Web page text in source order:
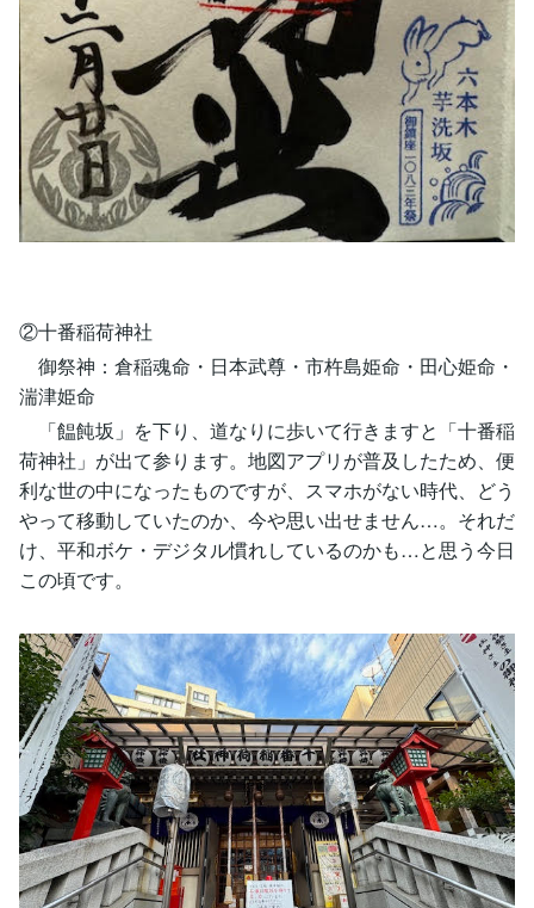
②十番稲荷神社
御祭神：倉稲魂命・日本武尊・市杵島姫命・田心姫命・
湍津姫命
「饂飩坂」を下り、道なりに歩いて行きますと「十番稲
荷神社」が出て参ります。地図アプリが普及したため、便
利な世の中になったものですが、スマホがない時代、どう
やって移動していたのか、今や思い出せません…。それだ
け、平和ボケ・デジタル慣れしているのかも…と思う今日
この頃です。